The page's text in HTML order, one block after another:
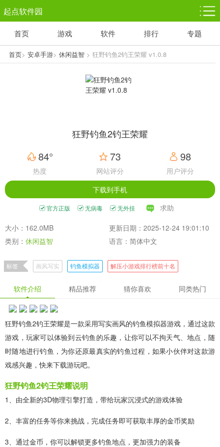
起点软件园
塔防游戏
1千+款游戏
休闲益智
1万+款游戏
体育竞技
5百+款游戏
赛车竞速
3百+款游戏
首页 游戏 软件 排行 专题
首页> 安卓手游> 休闲益智> 狂野钓鱼2钓王荣耀 v1.0.8
狂野钓鱼2钓王荣耀
84°
热度
73
网站评分
98
用户评分
下载到手机
官方正版 无病毒 无外挂 求助
大小：162.0MB
更新日期：2025-12-24 19:01:10
类别： 休闲益智 语言：简体中文
标签 画风写实 钓鱼模拟器
解压小游戏排行榜前十名
软件介绍 精品推荐 猜你喜欢 同类热门
狂野钓鱼2钓王荣耀是一款采用写实画风的钓鱼模拟器游戏，通过这款
游戏，玩家可以体验到云钓鱼的乐趣，让你可以不拘天气、地点，随
时随地进行钓鱼，为你还原最真实的钓鱼过程，如果小伙伴对这款游
戏感兴趣，快来下载游玩吧。
狂野钓鱼2钓王荣耀说明
1、由全新的3D物理引擎打造，带给玩家沉浸式的游戏体验
2、丰富的任务等你来挑战，完成任务即可获取丰厚的金币奖励
3、通过金币，你可以解锁更多钓鱼地点，更加强力的装备